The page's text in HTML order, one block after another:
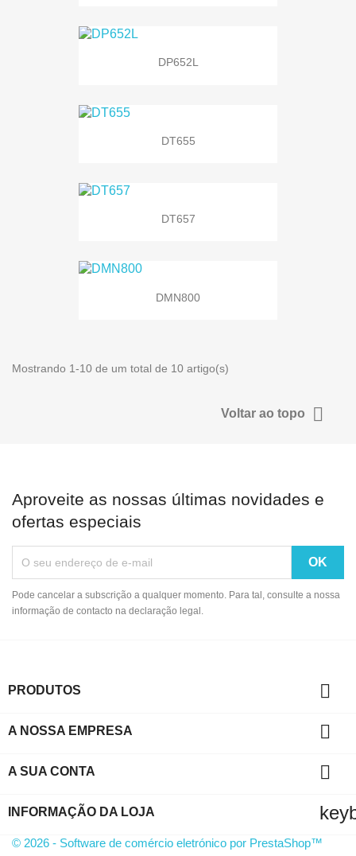
DP652L
DT655
DT657
DMN800
Mostrando 1-10 de um total de 10 artigo(s)
Voltar ao topo 
Aproveite as nossas últimas novidades e
ofertas especiais
Pode cancelar a subscrição a qualquer momento. Para tal, consulte a nossa
informação de contacto na declaração legal.
PRODUTOS 
A NOSSA EMPRESA 
A SUA CONTA 
INFORMAÇÃO DA LOJA
© 2026 - Software de comércio eletrónico por PrestaShop™